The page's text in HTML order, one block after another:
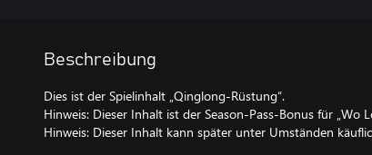
Beschreibung
Dies ist der Spielinhalt „Qinglong-Rüstung“.
Hinweis: Dieser Inhalt ist der Season-Pass-Bonus für „Wo
Hinweis: Dieser Inhalt kann später unter Umständen